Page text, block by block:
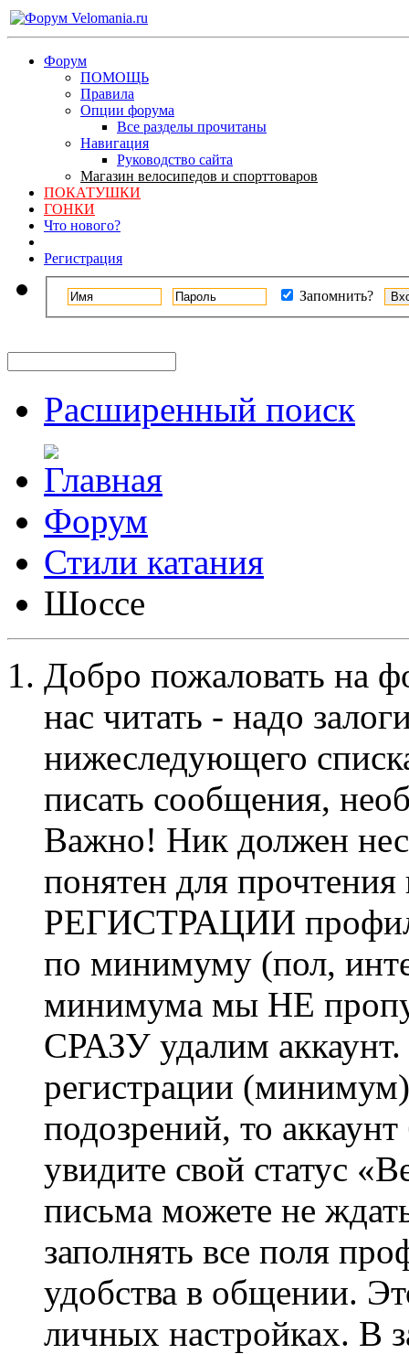
Форум
ПОМОЩЬ
Правила
Опции форума
Все разделы прочитаны
Навигация
Руководство сайта
Магазин велосипедов и спорттоваров
ПОКАТУШКИ
ГОНКИ
Что нового?
Регистрация
Запомнить?
Расширенный поиск
Форум
Стили катания
Шоссе
Добро пожаловать на
нас читать - надо
нижеследующего
писать сообщения,
Важно! Ник должен
понятен для
РЕГИСТРАЦИИ профиль
по минимуму (пол,
минимума мы НЕ
СРАЗУ удалим
регистрации
подозрений, то
увидите свой статус
письма можете не
заполнять все поля
удобства в общении.
личных настройках. В